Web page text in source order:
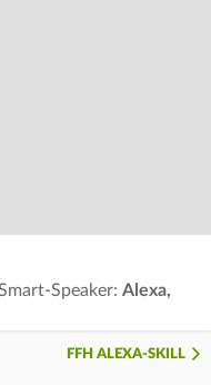
Speaker: Alexa,
FFH ALEXA-SKILL